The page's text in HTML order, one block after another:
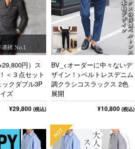
円）ス
＜３点セット
ックダブル3P
ズ
¥29,800(税込)
BV_<オーダーに中々ないデ
ザイン！>ベルトレスデニム
調クラシコスラックス 2色
展開
¥10,800 (税込)